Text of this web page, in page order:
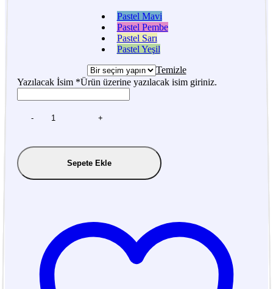
Pastel Mavi
Pastel Pembe
Pastel Sarı
Pastel Yeşil
Temizle
Yazılacak İsim *Ürün üzerine yazılacak isim giriniz.
- +
Sepete Ekle